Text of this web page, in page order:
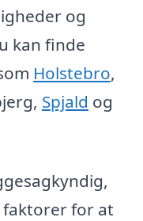
og
kan finde
Holstebro,
Spjald og
faktorer for at